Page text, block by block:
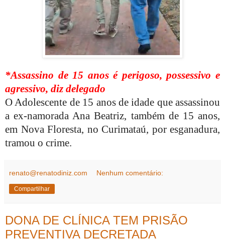
*Assassino de 15 anos é perigoso, possessivo e
agressivo, diz delegado
O Adolescente de 15 anos de idade que assassinou
a ex-namorada Ana Beatriz, também de 15 anos,
em Nova Floresta, no Curimataú, por esganadura,
tramou o crime.
renato@renatodiniz.com Nenhum comentário:
Compartilhar
DONA DE CLÍNICA TEM PRISÃO
PREVENTIVA DECRETADA